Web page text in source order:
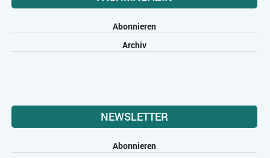
Abonnieren
Archiv
NEWSLETTER
Abonnieren